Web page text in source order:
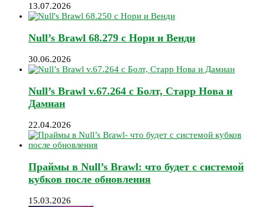
13.07.2026
Null’s Brawl 68.279 с Нори и Венди
30.06.2026
Null’s Brawl v.67.264 с Болт, Старр Нова и
Дамиан
22.04.2026
Праймы в Null’s Brawl: что будет с системой
кубков после обновления
15.03.2026